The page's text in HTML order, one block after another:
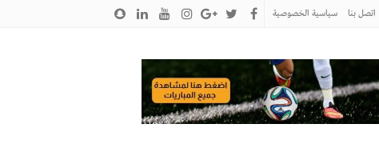
اتصل بنا سياسية الخصوصية